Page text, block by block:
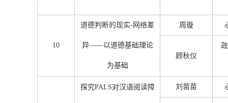
10
道德判断的现实-网络差
异——以道德基础理论
为基础
周璇
顾秋仪
探究PALS对汉语阅读障 刘苗苗